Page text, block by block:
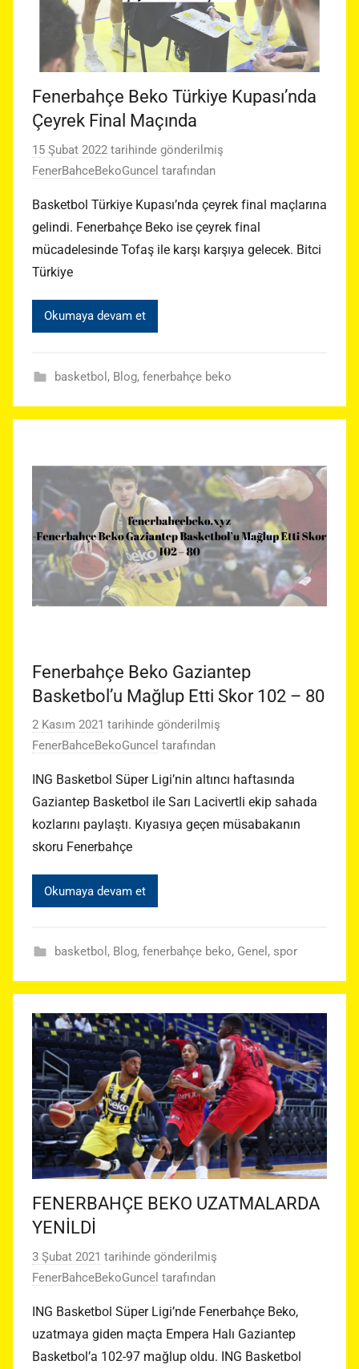
Fenerbahçe Beko Türkiye Kupası’nda
Çeyrek Final Maçında
15 Şubat 2022 tarihinde gönderilmiş
FenerBahceBekoGuncel tarafından
Basketbol Türkiye Kupası’nda çeyrek final maçlarına
gelindi. Fenerbahçe Beko ise çeyrek final
mücadelesinde Tofaş ile karşı karşıya gelecek. Bitci
Türkiye
Okumaya devam et
basketbol , Blog, fenerbahçe beko
Fenerbahçe Beko Gaziantep
Basketbol’u Mağlup Etti Skor 102 – 80
2 Kasım 2021 tarihinde gönderilmiş
FenerBahceBekoGuncel tarafından
ING Basketbol Süper Ligi’nin altıncı haftasında
Gaziantep Basketbol ile Sarı Lacivertli ekip sahada
kozlarını paylaştı. Kıyasıya geçen müsabakanın
skoru Fenerbahçe
Okumaya devam et
basketbol , Blog, fenerbahçe beko, Genel , spor
FENERBAHÇE BEKO UZATMALARDA
YENİLDİ
3 Şubat 2021 tarihinde gönderilmiş
FenerBahceBekoGuncel tarafından
ING Basketbol Süper Ligi’nde Fenerbahçe Beko,
uzatmaya giden maçta Empera Halı Gaziantep
Basketbol’a 102-97 mağlup oldu. ING Basketbol